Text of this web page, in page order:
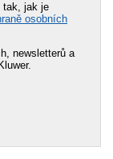
tak, jak je
osobních
newsletterů a